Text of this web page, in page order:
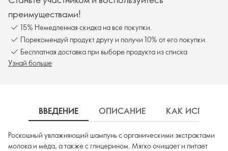
преимуществами!
15% Немедленная скидка на все покупки.
Порекомендуй продукт другу и получи 10% от его покупки.
Бесплатная доставка при выборе продукта из списка
Узнай больше
ВВЕДЕНИЕ ОПИСАНИЕ КАК
Роскошный увлажняющий шампунь с органическими экстрактами
молока и мёда, а также с глицерином. Мягко очищает и питает